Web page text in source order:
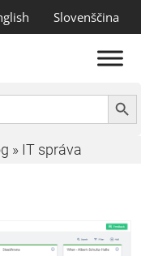
Slovenščina
Search
» IT správa